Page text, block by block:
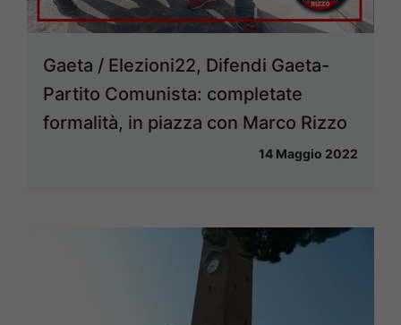
Gaeta / Elezioni22, Difendi Gaeta-
Partito Comunista: completate
formalità, in piazza con Marco Rizzo
14 Maggio 2022